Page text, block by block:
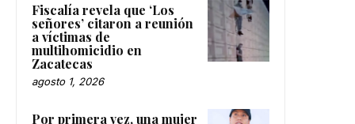
Fiscalía revela que ‘Los
señores’ citaron a reunión
a víctimas de
multihomicidio en
Zacatecas
agosto 1, 2026
Por primera vez, una mujer